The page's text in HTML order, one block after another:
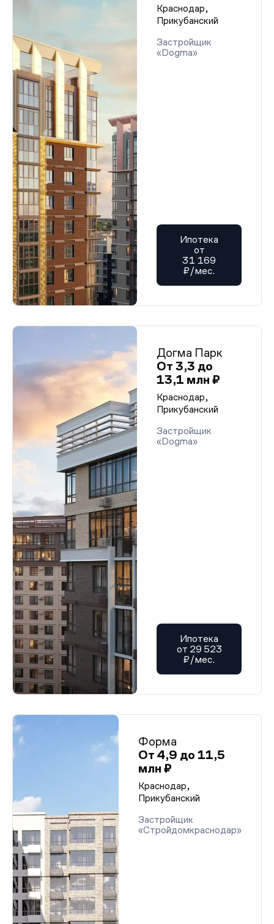
Краснодар,
Прикубанский
Застройщик
«Dogma»
Ипотека
от
31 169
₽/мес.
Догма Парк
От 3,3 до
13,1 млн ₽
Краснодар,
Прикубанский
Застройщик
«Dogma»
Ипотека
от 29 523
₽/мес.
Форма
От 4,9 до 11,5
млн ₽
Краснодар,
Прикубанский
Застройщик
«Стройдомкраснодар»